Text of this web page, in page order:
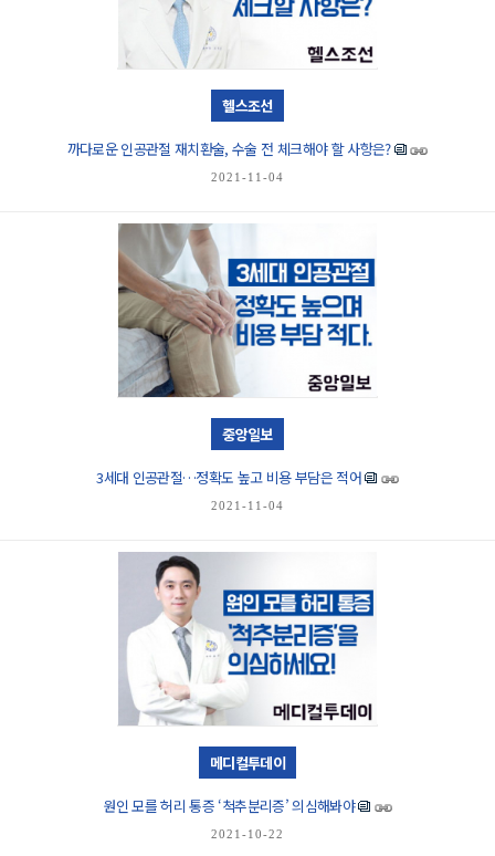
헬스조선
까다로운 인공관절 재치환술, 수술 전 체크해야 할 사항은?
2021-11-04
중앙일보
3세대 인공관절…정확도 높고 비용 부담은 적어
2021-11-04
메디컬투데이
원인 모를 허리 통증 ‘척추분리증’ 의심해봐야
2021-10-22